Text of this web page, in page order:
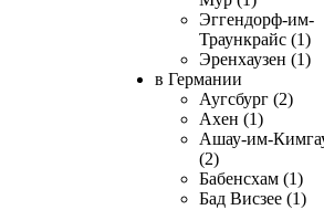
Эггендорф-им-
Траункрайс (1)
Эренхаузен (1)
в Германии
Аугсбург (2)
Ахен (1)
Ашау-им-
(2)
Бабенсхам (1)
Бад Висзее (1)